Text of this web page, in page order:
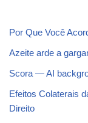
Por Que Você
Azeite arde a
Scora — AI
Efeitos Colaterais
Direito